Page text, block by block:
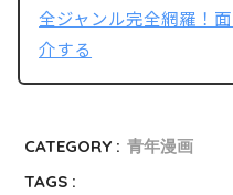
全ジャンル完全網羅！
介する
CATEGORY : 青年漫画
TAGS :